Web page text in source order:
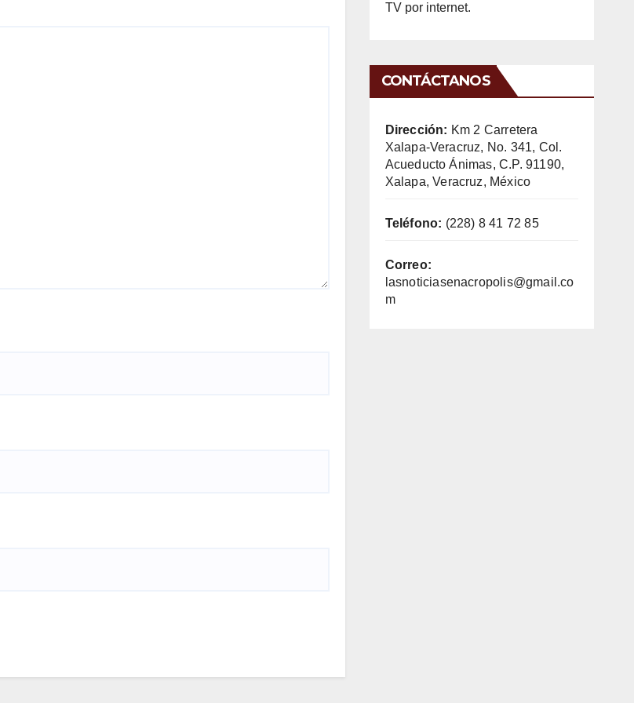
TV por internet.
CONTÁCTANOS
Dirección: Km 2 Carretera
Xalapa-Veracruz, No. 341, Col.
Acueducto Ánimas, C.P. 91190,
Xalapa, Veracruz, México
Teléfono: (228) 8 41 72 85
Correo:
lasnoticiasenacropolis@gmail.co
m